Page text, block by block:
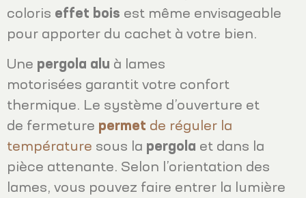
coloris effet bois est même envisageable
pour apporter du cachet à votre bien.
Une pergola alu à lames
motorisées garantit votre confort
thermique. Le système d’ouverture et
de fermeture permet de réguler la
température sous la pergola et dans la
pièce attenante. Selon l’orientation des
lames, vous pouvez faire entrer la lumière